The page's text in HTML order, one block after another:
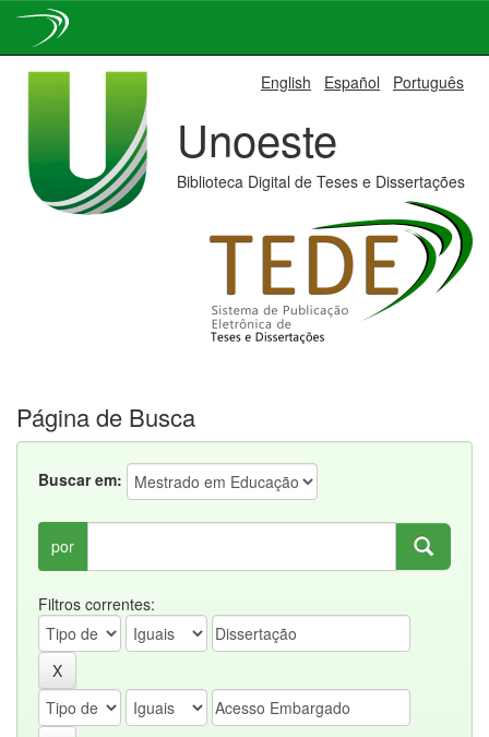
English Español Português
Unoeste
Biblioteca Digital de Teses e Dissertações
Página de Busca
Buscar em:
por
Filtros correntes: